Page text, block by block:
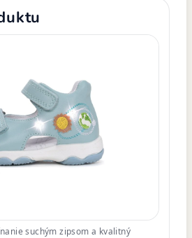
suchým zipsom a kvalitný